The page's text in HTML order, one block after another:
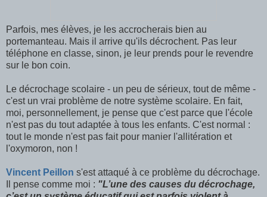
Parfois, mes élèves, je les accrocherais bien au
portemanteau. Mais il arrive qu'ils décrochent. Pas leur
téléphone en classe, sinon, je leur prends pour le revendre
sur le bon coin.
Le décrochage scolaire - un peu de sérieux, tout de même -
c'est un vrai problème de notre système scolaire. En fait,
moi, personnellement, je pense que c'est parce que l'école
n'est pas du tout adaptée à tous les enfants. C'est normal :
tout le monde n'est pas fait pour manier l'allitération et
l'oxymoron, non !
Vincent Peillon s'est attaqué à ce problème du décrochage.
Il pense comme moi : "L’une des causes du décrochage,